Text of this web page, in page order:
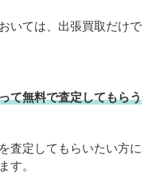
いては、出張買取だけで
て無料で査定してもらう
査定してもらいたい方に
す。